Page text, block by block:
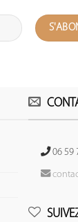
06 59